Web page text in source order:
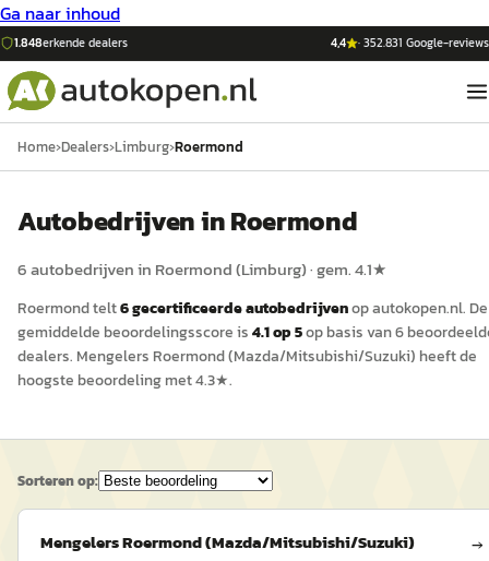
Ga naar inhoud
1.848erkende dealers 4,4 ·352.831 Google-reviews
Home›Dealers›Limburg›Roermond
Autobedrijven inRoermond
6autobedrijven in Roermond(Limburg)· gem.4.1★
Roermondtelt6gecertificeerdeautobedrijvenopautokopen.nl. De
gemiddelde beoordelingsscore is4.1op 5op basis van6
dealers. Mengelers Roermond (Mazda/Mitsubishi/Suzuki) heeft de
hoogste beoordeling met4.3★.
Sorteren op:
Mengelers Roermond (Mazda/Mitsubishi/Suzuki) →